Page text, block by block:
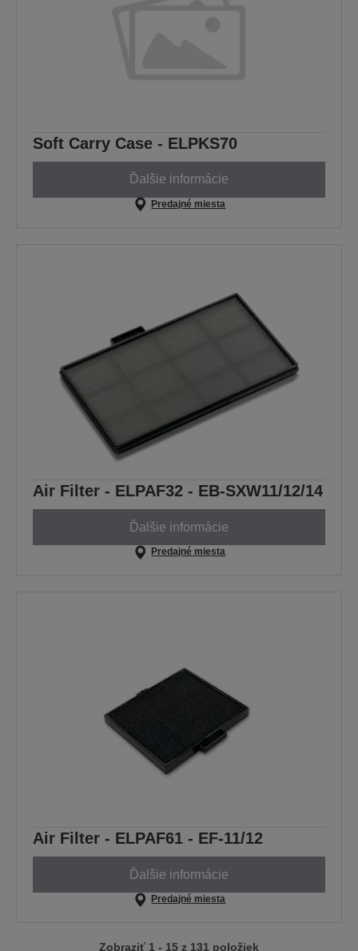
Soft Carry Case - ELPKS70
Ďalšie informácie
Predajné miesta
Air Filter - ELPAF32 - EB-SXW11/12/14
Ďalšie informácie
Predajné miesta
Air Filter - ELPAF61 - EF-11/12
Ďalšie informácie
Predajné miesta
Zobraziť 1 - 15 z 131 položiek